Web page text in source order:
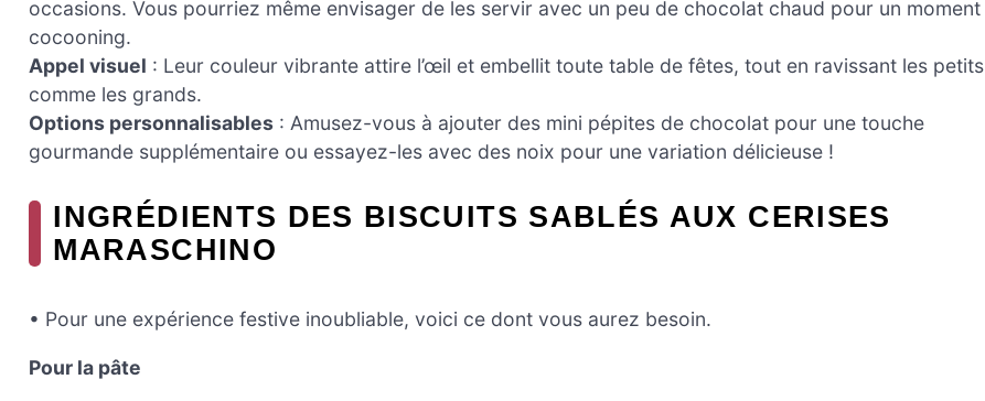
occasions. Vous pourriez même envisager de les servir avec un peu de chocolat chaud pour un moment
cocooning.
Appel visuel : Leur couleur vibrante attire l’œil et embellit toute table de fêtes, tout en ravissant les petits
comme les grands.
Options personnalisables : Amusez-vous à ajouter des mini pépites de chocolat pour une touche
gourmande supplémentaire ou essayez-les avec des noix pour une variation délicieuse !
INGRÉDIENTS DES BISCUITS SABLÉS AUX CERISES
MARASCHINO
• Pour une expérience festive inoubliable, voici ce dont vous aurez besoin.
Pour la pâte